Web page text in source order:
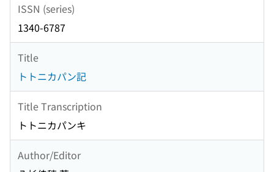
ISSN (series)
1340-6787
Title
トトニカパン記
Title Transcription
トトニカパンキ
Author/Editor